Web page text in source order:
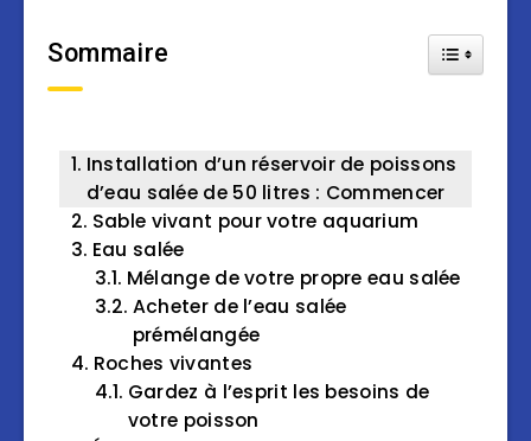
Sommaire Toggle
Installation d’un réservoir de poissons
d’eau salée de 50 litres : Commencer
Sable vivant pour votre aquarium
Eau salée
Mélange de votre propre eau salée
Acheter de l’eau salée
prémélangée
Roches vivantes
Gardez à l’esprit les besoins de
votre poisson